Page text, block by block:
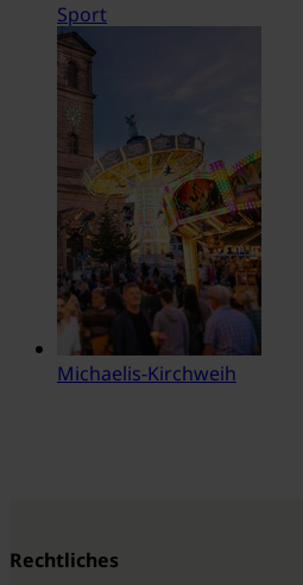
Sport
Michaelis-Kirchweih
Rechtliches